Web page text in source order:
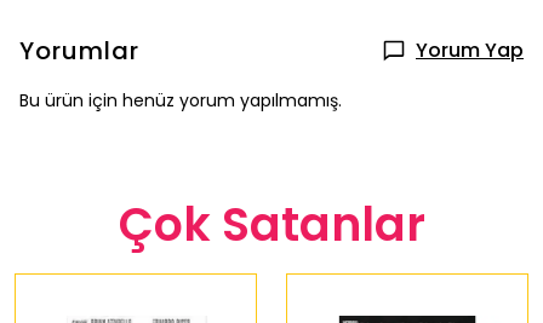
Yorumlar Yorum Yap
Bu ürün için henüz yorum yapılmamış.
Çok Satanlar